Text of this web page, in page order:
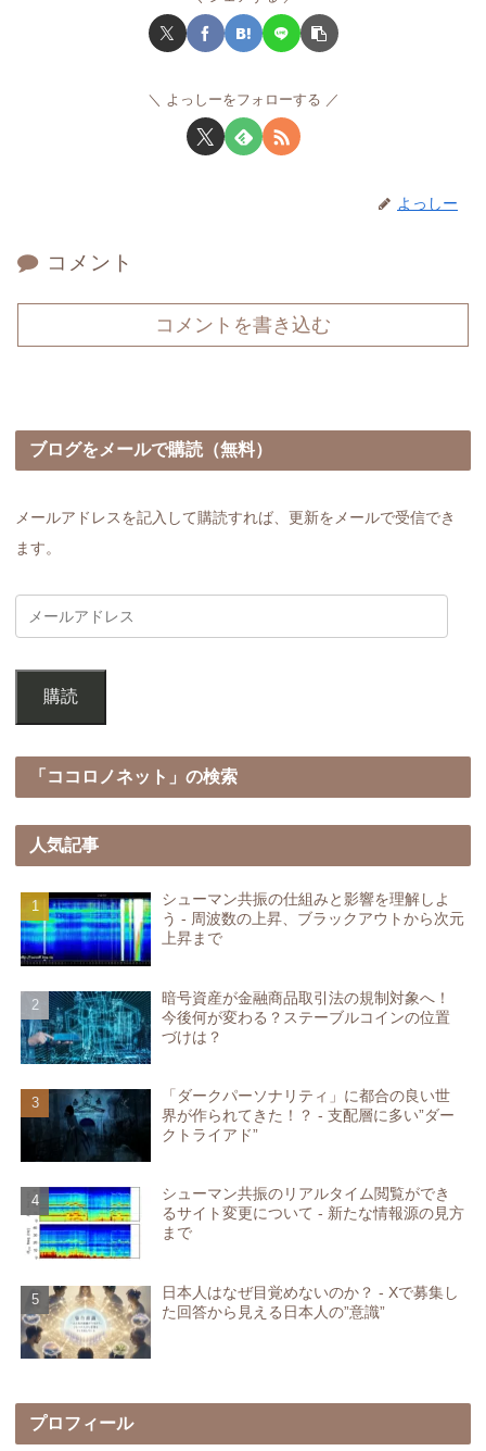
よっしーをフォローする
よっしー
コメント
コメントを書き込む
ブログをメールで購読（無料）
メールアドレスを記入して購読すれば、更新をメールで受信でき
ます。
購読
「ココロノネット」の検索
人気記事
シューマン共振の仕組みと影響を理解しよ
う - 周波数の上昇、ブラックアウトから次元
上昇まで
暗号資産が金融商品取引法の規制対象へ！
今後何が変わる？ステーブルコインの位置
づけは？
「ダークパーソナリティ」に都合の良い世
界が作られてきた！？ - 支配層に多い”ダー
クトライアド”
シューマン共振のリアルタイム閲覧ができ
るサイト変更について - 新たな情報源の見方
まで
日本人はなぜ目覚めないのか？ - Xで募集し
た回答から見える日本人の”意識”
プロフィール